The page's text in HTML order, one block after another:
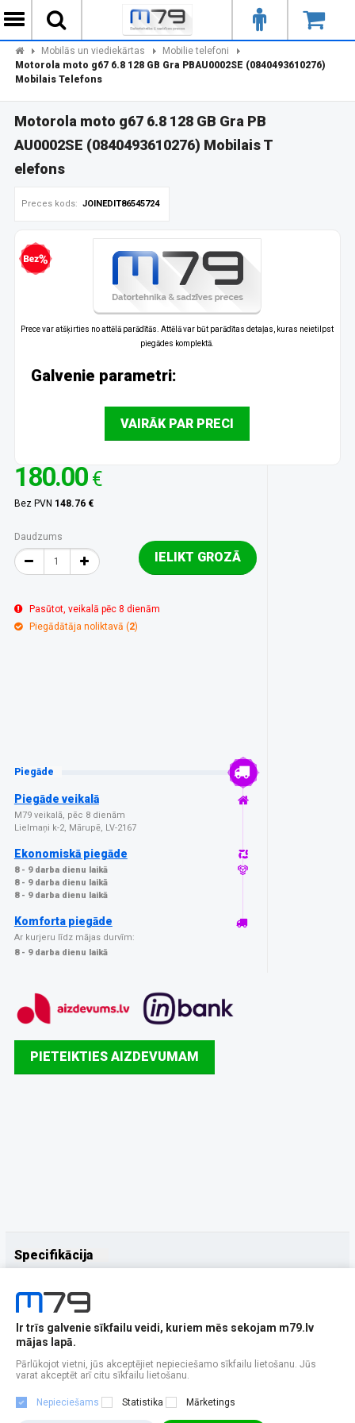
Mobilās un viediekārtas
Mobilie telefoni
Motorola moto g67 6.8 128 GB Gra PBAU0002SE (0840493610276)
Mobilais Telefons
Motorola moto g67 6.8 128 GB Gra PB
AU0002SE (0840493610276) Mobilais T
elefons
Preces kods: JOINEDIT86545724
kredīts
Prece var atšķirties no attēlā parādītās. Attēlā var būt parādītas detaļas, kuras neietilpst
piegādes komplektā.
Galvenie parametri:
VAIRĀK PAR PRECI
180.00 €
Bez PVN 148.76 €
Daudzums
IELIKT GROZĀ
Pasūtot, veikalā pēc 8 dienām
Piegādātāja noliktavā (2)
Piegāde
Piegāde veikalā
M79 veikalā, pēc 8 dienām
Lielmaņi k-2, Mārupē, LV-2167
Ekonomiskā piegāde
8 - 9 darba dienu laikā
8 - 9 darba dienu laikā
8 - 9 darba dienu laikā
Komforta piegāde
Ar kurjeru līdz mājas durvīm:
8 - 9 darba dienu laikā
PIETEIKTIES AIZDEVUMAM
Specifikācija
Papildus
Ir trīs galvenie sīkfailu veidi, kuriem mēs sekojam m79.lv
mājas lapā.
Pārlūkojot vietni, jūs akceptējiet nepieciešamo sīkfailu lietošanu. Jūs
varat akceptēt arī citu sīkfailu lietošanu.
Nepieciešams Statistika Mārketings